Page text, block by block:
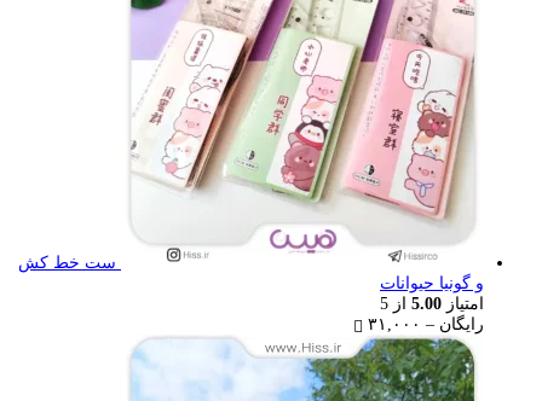
ست خط کش
و گونیا حیوانات
امتیاز 5.00 از 5
رایگان – ۳۱,۰۰۰
range:
رایگان
through